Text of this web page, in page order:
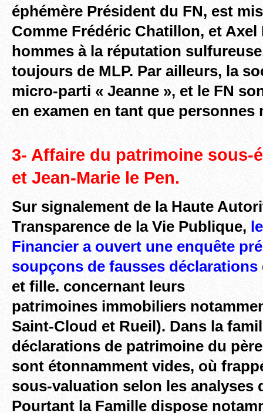
éphémère Président du FN, est
Comme Frédéric Chatillon, et
hommes à la réputation
toujours de MLP. Par ailleurs, la
micro-parti « Jeanne », et le FN
en examen en tant que personnes
3- Affaire du patrimoine sous-
et Jean-Marie le Pen.
Sur signalement de la Haute
Transparence de la Vie Publique,
Financier a ouvert une enquête
soupçons de fausses déclarations
et fille. concernant leurs
patrimoines immobiliers
Saint-Cloud et Rueil). Dans la
déclarations de patrimoine du
sont étonnamment vides, où
sous-valuation selon les analyses
Pourtant la Famille dispose